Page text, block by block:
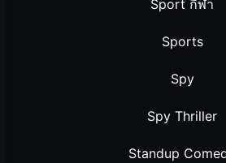
Sport กีฬา
Sports
Spy
Spy Thriller
Standup